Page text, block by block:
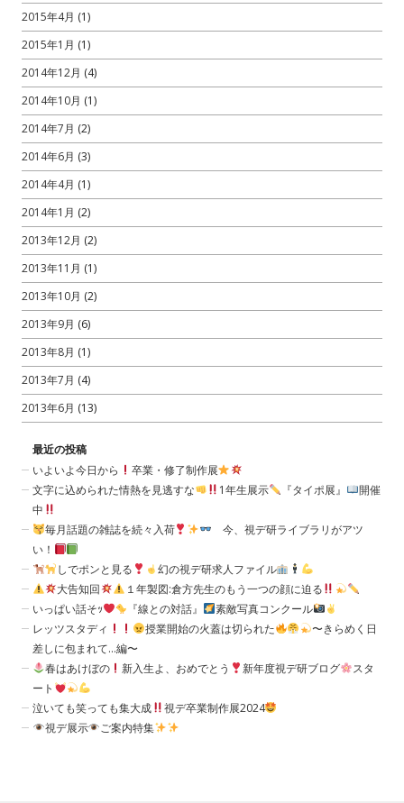
2015年4月 (1)
2015年1月 (1)
2014年12月 (4)
2014年10月 (1)
2014年7月 (2)
2014年6月 (3)
2014年4月 (1)
2014年1月 (2)
2013年12月 (2)
2013年11月 (1)
2013年10月 (2)
2013年9月 (6)
2013年8月 (1)
2013年7月 (4)
2013年6月 (13)
最近の投稿
いよいよ今日から
卒業・修了制作展
文字に込められた情熱を見逃すな
1年生展示 『タイポ展』
開催
中
毎月話題の雑誌を続々入荷
今、視デ研ライブラリがアツ
い！
しでポンと見る
幻の視デ研求人ファイル
大告知回
１年製図:倉方先生のもう一つの顔に迫る
いっぱい話そｯ
『線との対話』
素敵写真コンクール
レッツスタディ
授業開始の火蓋は切られた
〜きらめく日
差しに包まれて…編〜
春はあけぼの
新入生よ、おめでとう 新年度視デ研ブログ
スタ
ート
泣いても笑っても集大成
視デ卒業制作展2024
視デ展示
ご案内特集